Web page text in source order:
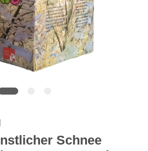
Schnee